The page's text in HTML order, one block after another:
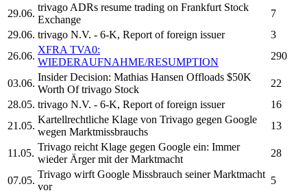
29.06.
trivago ADRs resume trading on Frankfurt Stock
Exchange
7
29.06. trivago N.V. - 6-K, Report of foreign issuer
3
26.06.
XFRA TVA0:
WIEDERAUFNAHME/RESUMPTION
290
03.06.
Insider Decision: Mathias Hansen Offloads $50K
Worth Oftrivago Stock
22
28.05. trivago N.V. - 6-K, Report of foreign issuer
16
21.05.
Kartellrechtliche Klage von Trivago gegen Google
wegen Marktmissbrauchs
13
11.05.
Trivago reicht Klage gegen Google ein: Immer
wieder Ärger mit der Marktmacht
28
07.05.
Trivago wirft Google Missbrauch seiner Marktmacht
vor
5